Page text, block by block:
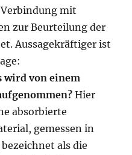
mit
zur Beurteilung der
Aussagekräftiger ist
wird von einem
Hier
absorbierte
gemessen in
als die